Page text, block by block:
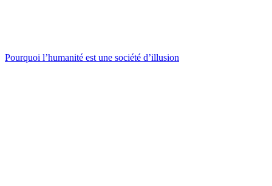
Pourquoi l’humanité est une société d’illusion